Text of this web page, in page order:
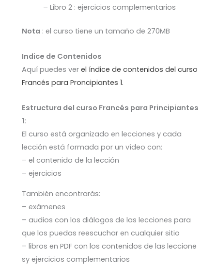
– Libro 2 : ejercicios complementarios
Nota : el curso tiene un tamaño de 270MB
Indice de Contenidos
Aquí puedes verel índice de contenidos del curso
Francés para Proncipiantes 1.
Estructura del curso Francés para Principiantes
1:
El curso está organizado en lecciones y cada
lección está formada por un vídeo con:
– el contenido de la lección
– ejercicios
También encontrarás:
– exámenes
– audios con los diálogos de las lecciones para
que los puedas reescuchar en cualquier sitio
– libros en PDF con los contenidos de las leccione
sy ejercicios complementarios